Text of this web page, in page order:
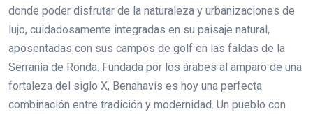
donde poder disfrutar de la naturaleza y urbanizaciones de
lujo, cuidadosamente integradas en su paisaje natural,
aposentadas con sus campos de golf en las faldas de la
Serranía de Ronda. Fundada por los árabes al amparo de una
fortaleza del siglo X, Benahavís es hoy una perfecta
combinación entre tradición y modernidad. Un pueblo con